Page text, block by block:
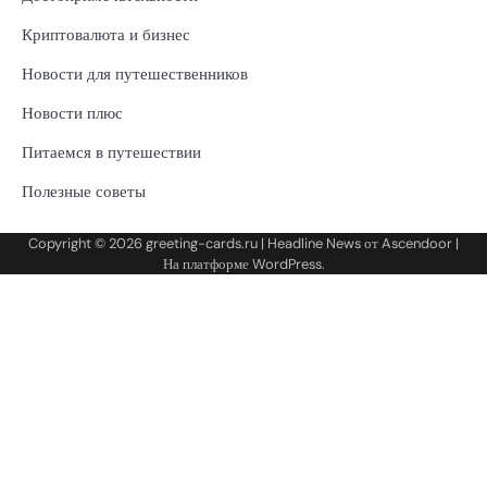
Криптовалюта и бизнес
Новости для путешественников
Новости плюс
Питаемся в путешествии
Полезные советы
Copyright © 2026greeting-cards.ru | Headline News отAscendoor |
На платформеWordPress.